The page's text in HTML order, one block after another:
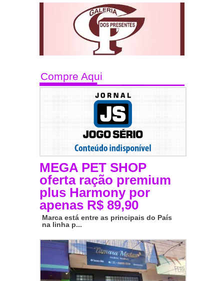
Compre Aqui
MEGA PET SHOP
oferta ração premium
plus Harmony por
apenas R$ 89,90
Marca está entre as principais do País
na linha p...